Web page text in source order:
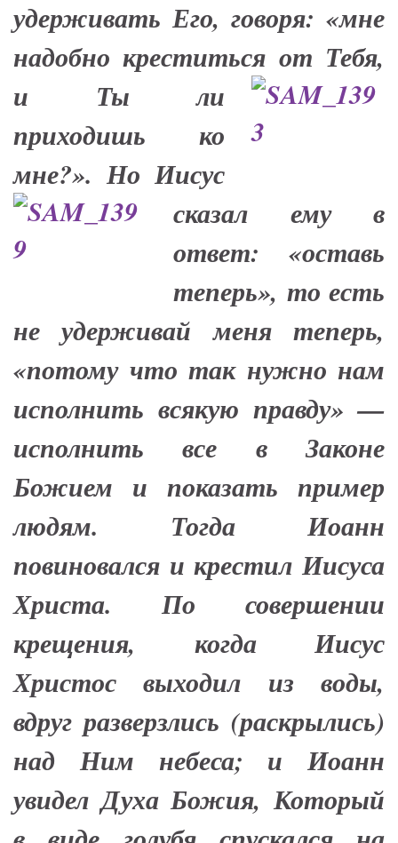
удерживать Его, говоря: «мне
надобно креститься от Тебя,
и Ты ли
приходишь ко
мне?».Но Иисус
сказал ему в
ответ: «оставь
теперь», то есть
не удерживай меня теперь,
«потому что так нужно нам
исполнить всякую правду» —
исполнить все в Законе
Божием и показать пример
людям. Тогда Иоанн
повиновался и крестил Иисуса
Христа. По совершении
крещения, когда Иисус
Христос выходил из воды,
вдруг разверзлись (раскрылись)
над Ним небеса; и Иоанн
увидел Духа Божия, Который